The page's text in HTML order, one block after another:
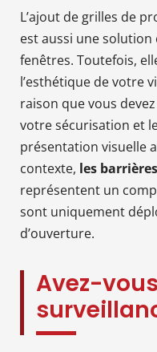
L’ajout de grilles de
est aussi une
fenêtres. Toutefois,
l’esthétique de votre
raison que vous
votre sécurisation et
présentation visuelle
contexte, les
représentent un
sont uniquement
d’ouverture.
Avez-